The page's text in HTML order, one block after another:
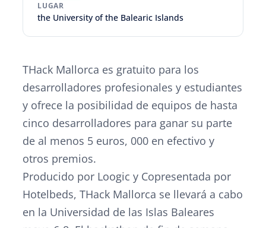
LUGAR
the University of the Balearic Islands
THack Mallorca es gratuito para los
desarrolladores profesionales y estudiantes
y ofrece la posibilidad de equipos de hasta
cinco desarrolladores para ganar su parte
de al menos 5 euros, 000 en efectivo y
otros premios.
Producido por Loogic y Copresentada por
Hotelbeds, THack Mallorca se llevará a cabo
en la Universidad de las Islas Baleares